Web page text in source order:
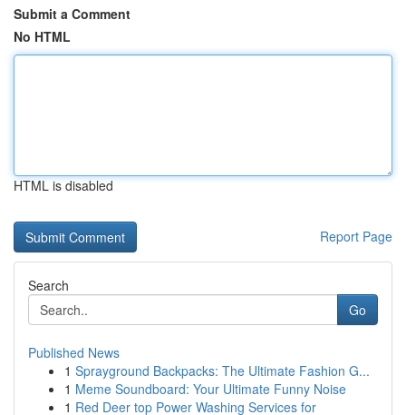
Submit a Comment
No HTML
HTML is disabled
Report Page
Search
Go
Published News
1 Sprayground Backpacks: The Ultimate Fashion G...
1 Meme Soundboard: Your Ultimate Funny Noise
1 Red Deer top Power Washing Services for